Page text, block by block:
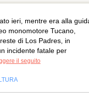
ieri, mentre era alla
monomotore Tucano,
di Los Padres, in
incidente fatale per
il seguito